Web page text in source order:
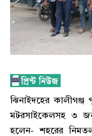
ঝিনাইদহের
মটরসাইকেলসহ ৩
হলেন- শহরের